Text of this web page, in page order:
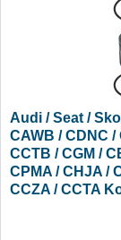
Audi / Seat /
CAWB / CDNC /
CCTB / CGM /
CPMA / CHJA /
CCZA / CCTA